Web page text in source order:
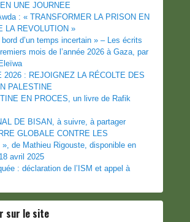
UNE JOURNEE
: « TRANSFORMER LA PRISON EN
LA REVOLUTION »
d’un temps incertain » – Les écrits
mois de l’année 2026 à Gaza, par
2026 : REJOIGNEZ LA RÉCOLTE DES
PALESTINE
EN PROCES, un livre de Rafik
DE BISAN, à suivre, à partager
GLOBALE CONTRE LES
», de Mathieu Rigouste, disponible en
avril 2025
: déclaration de l’ISM et appel à
sur le site